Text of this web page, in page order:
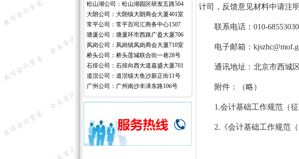
松山湖公司：松山湖园区研发五路504
大朗公司：大朗镇大朗商会大厦401室
常平公司：常平百司汇商务中心1507
塘厦公司：塘厦环市西路广盈大厦706
凤岗公司：凤岗镇凤岗商会大厦710室
桥头公司：桥头莲城联合街一巷28号
石排公司：石排向西大道嘉盛大厦701
道滘公司：道滘镇大鱼沙新正街11号
广州公司：广州南沙丰泽东路106号
计司，反馈意见材料中请注
联系电话：010-68553030
电子邮箱：
通讯地址：北京市西城区
附件：（略）
1.会计基础工作规范（征
2.《会计基础工作规范（